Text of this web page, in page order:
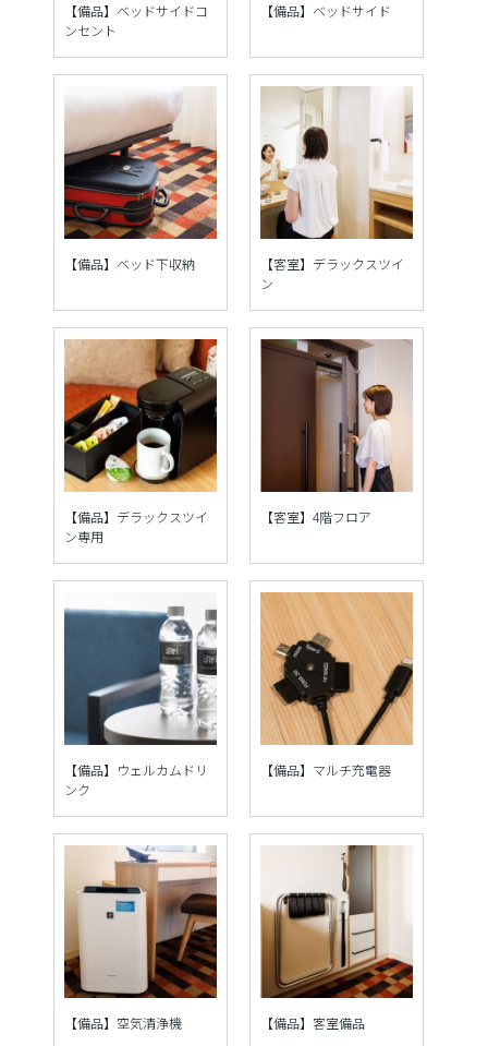
【備品】ベッドサイドコ
ンセント
【備品】ベッドサイド
【備品】ベッド下収納
【客室】デラックスツイ
ン
【備品】デラックスツイ
ン専用
【客室】4階フロア
【備品】ウェルカムドリ
ンク
【備品】マルチ充電器
【備品】空気清浄機 【備品】客室備品